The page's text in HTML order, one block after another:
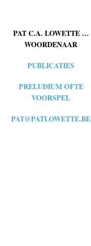
PAT C.A. LOWETTE …
WOORDENAAR
PUBLICATIES
PRELUDIUM OFTE
VOORSPEL
PAT@PATLOWETTE.BE